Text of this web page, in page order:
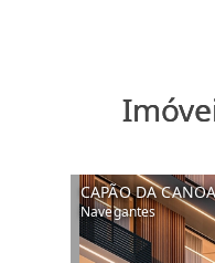
CAPÃO DA
Navegantes